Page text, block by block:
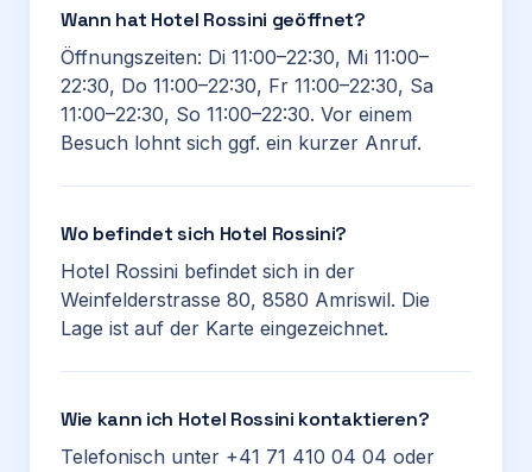
Wann hat Hotel Rossini geöffnet?
Öffnungszeiten: Di 11:00–22:30, Mi 11:00–
22:30, Do 11:00–22:30, Fr 11:00–22:30, Sa
11:00–22:30, So 11:00–22:30. Vor einem
Besuch lohnt sich ggf. ein kurzer Anruf.
Wo befindet sich Hotel Rossini?
Hotel Rossini befindet sich in der
Weinfelderstrasse 80, 8580 Amriswil. Die
Lage ist auf der Karte eingezeichnet.
Wie kann ich Hotel Rossini kontaktieren?
Telefonisch unter +41 71 410 04 04 oder